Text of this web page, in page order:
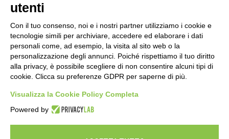
utenti
Con il tuo consenso, noi e i nostri partner utilizziamo i cookie e
tecnologie simili per archiviare, accedere ed elaborare i dati
personali come, ad esempio, la visita al sito web o la
personalizzazione degli annunci. Poiché rispettiamo il tuo diritto
alla privacy, è possibile scegliere di non consentire alcuni tipi di
cookie. Clicca su preferenze GDPR per saperne di più.
Visualizza la Cookie Policy Completa
Powered by